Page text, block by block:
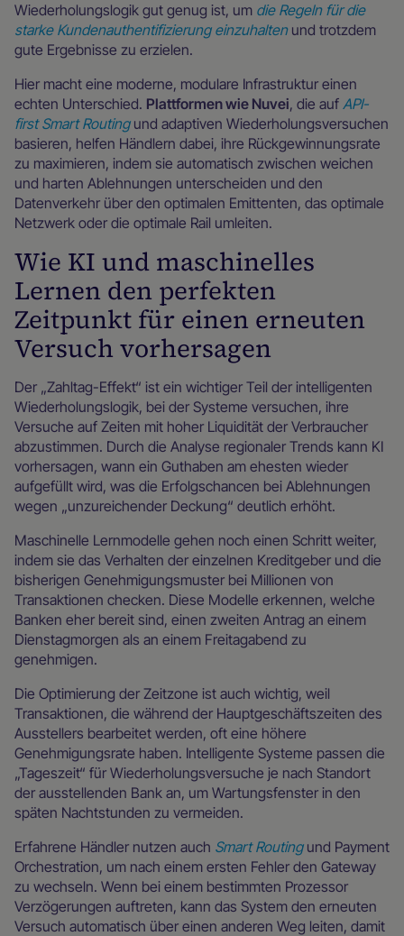
Wiederholungslogik gut genug ist, um die Regeln für die
starke Kundenauthentifizierung einzuhaltenund trotzdem
gute Ergebnisse zu erzielen.
Hier macht eine moderne, modulare Infrastruktur einen
echten Unterschied. Plattformen wie Nuvei, die auf API-
first Smart Routingund adaptiven Wiederholungsversuchen
basieren, helfen Händlern dabei, ihre Rückgewinnungsrate
zu maximieren, indem sie automatisch zwischen weichen
und harten Ablehnungen unterscheiden und den
Datenverkehr über den optimalen Emittenten, das optimale
Netzwerk oder die optimale Rail umleiten.
Wie KI und maschinelles
Lernen den perfekten
Zeitpunkt für einen erneuten
Versuch vorhersagen
Der „Zahltag-Effekt“ ist ein wichtiger Teil der intelligenten
Wiederholungslogik, bei der Systeme versuchen, ihre
Versuche auf Zeiten mit hoher Liquidität der Verbraucher
abzustimmen. Durch die Analyse regionaler Trends kann KI
vorhersagen, wann ein Guthaben am ehesten wieder
aufgefüllt wird, was die Erfolgschancen bei Ablehnungen
wegen „unzureichender Deckung“ deutlich erhöht.
Maschinelle Lernmodelle gehen noch einen Schritt weiter,
indem sie das Verhalten der einzelnen Kreditgeber und die
bisherigen Genehmigungsmuster bei Millionen von
Transaktionen checken. Diese Modelle erkennen, welche
Banken eher bereit sind, einen zweiten Antrag an einem
Dienstagmorgen als an einem Freitagabend zu
genehmigen.
Die Optimierung der Zeitzone ist auch wichtig, weil
Transaktionen, die während der Hauptgeschäftszeiten des
Ausstellers bearbeitet werden, oft eine höhere
Genehmigungsrate haben. Intelligente Systeme passen die
„Tageszeit“ für Wiederholungsversuche je nach Standort
der ausstellenden Bank an, um Wartungsfenster in den
späten Nachtstunden zu vermeiden.
Erfahrene Händler nutzen auch Smart Routingund Payment
Orchestration, um nach einem ersten Fehler den Gateway
zu wechseln. Wenn bei einem bestimmten Prozessor
Verzögerungen auftreten, kann das System den erneuten
Versuch automatisch über einen anderen Weg leiten, damit